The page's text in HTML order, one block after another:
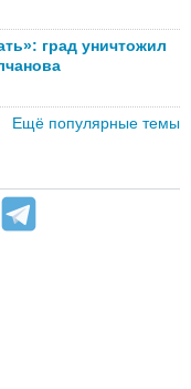
град уничтожил
Ещё популярные темы